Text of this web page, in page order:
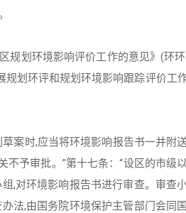
规划环境影响评价工作的意见》(环
划环评和规划环境影响跟踪评价工
案时,应当将环境影响报告书一并附
予审批。”第十七条：“设区的市级
,对环境影响报告书进行审查。审查
法,由国务院环境保护主管部门会同